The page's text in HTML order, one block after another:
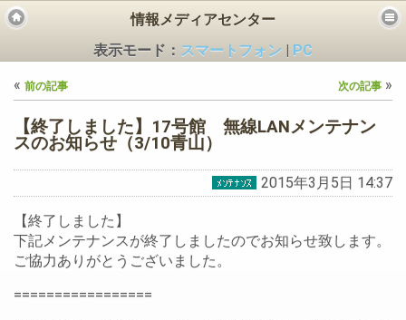
情報メディアセンター
表示モード： スマートフォン
PC
« 前の記事 次の記事 »
【終了しました】17号館 無線LANメンテナン
スのお知らせ（3/10青山）
2015年3月5日 14:37
【終了しました】
下記メンテナンスが終了しましたのでお知らせ致します。
ご協力ありがとうございました。
=================